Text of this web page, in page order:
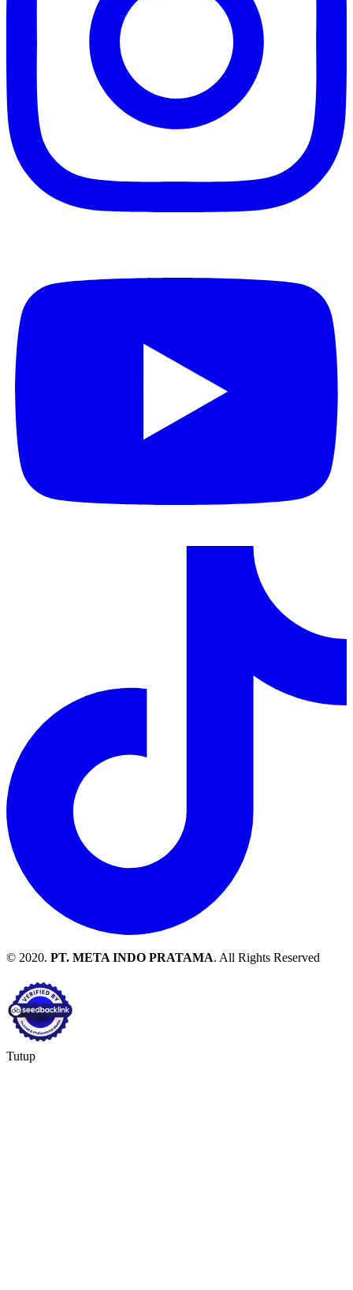
© 2020. PT. META INDO PRATAMA. All Rights Reserved
Tutup